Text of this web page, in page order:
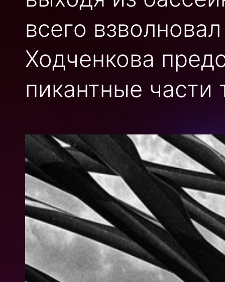
всего
Ходченкова
пикантные части